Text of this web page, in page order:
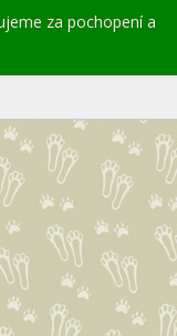
za pochopení a